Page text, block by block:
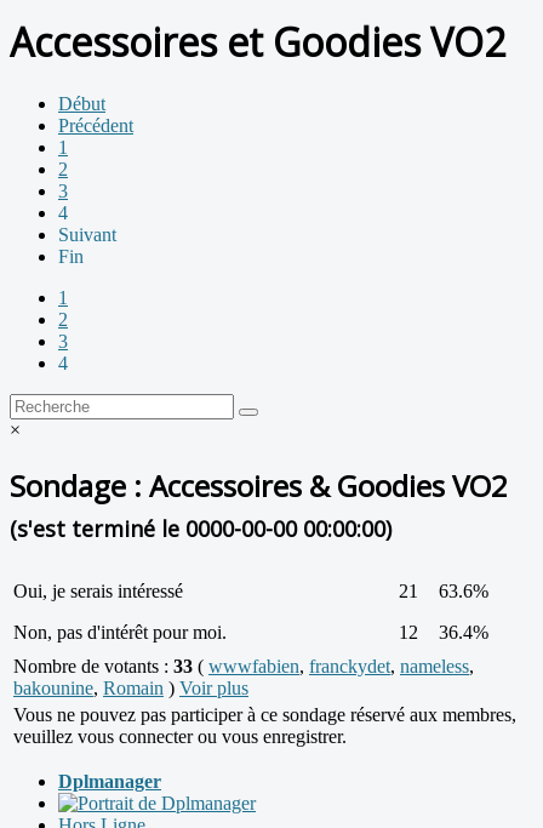
Accessoires et Goodies VO2
Début
Précédent
1
2
3
4
Suivant
Fin
1
2
3
4
×
Sondage : Accessoires & Goodies VO2
(s'est terminé le 0000-00-00 00:00:00)
Oui, je serais intéressé 21
63.6%
Non, pas d'intérêt pour moi.
12
36.4%
Nombre de votants : 33 ( wwwfabien, franckydet, nameless,
bakounine, Romain ) Voir plus
Vous ne pouvez pas participer à ce sondage réservé aux membres,
veuillez vous connecter ou vous enregistrer.
Dplmanager